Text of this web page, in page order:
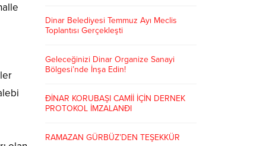
Dinar Belediyesi Temmuz Ayı Meclis
Toplantısı Gerçekleşti
Geleceğinizi Dinar Organize Sanayi
Bölgesi’nde İnşa Edin!
ÐİNAR KORUBAŞI CAMİİ İÇİN DERNEK
PROTOKOL İMZALANÐI
RAMAZAN GÜRBÜZ’DEN TEŞEKKÜR